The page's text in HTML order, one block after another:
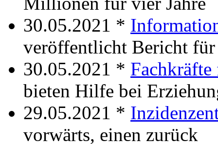
30.05.2021 *
veröffentlicht Bericht
30.05.2021 *
bieten Hilfe bei
29.05.2021 *
vorwärts, einen zurück